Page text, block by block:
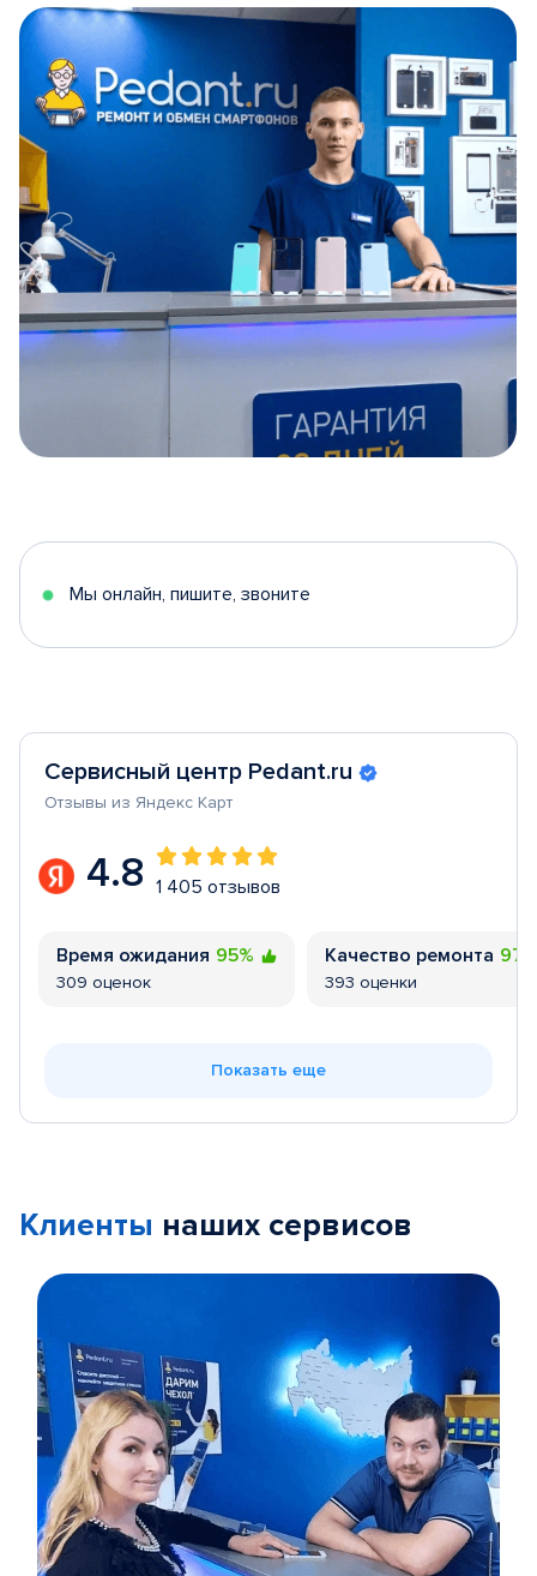
5
Мы онлайн, пишите, звоните
Сервисный центр Pedant.ru
Отзывы из Яндекс Карт
4.8 1 405 отзывов
Время ожидания 95%
309 оценок
Качество ремонта
393 оценки
Показать еще
Клиенты наших сервисов